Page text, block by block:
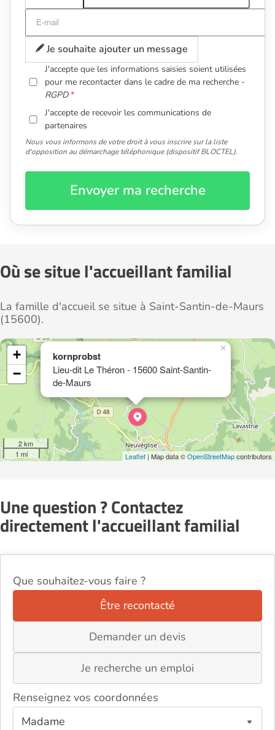
Je souhaite ajouter un message
J'accepte que les informations saisies soient utilisées
pour me recontacter dans le cadre de ma recherche -
RGPD
J'accepte de recevoir les communications de
partenaires
Nous vous informons de votre droit à vous inscrire sur la liste
d'opposition au démarchage téléphonique (dispositif BLOCTEL).
Envoyer ma recherche
Où se situe l'accueillant familial
La famille d'accueil se situe à Saint-Santin-de-Maurs
(15600).
kornprobst
Lieu-dit Le Théron - 15600 Saint-Santin-
de-Maurs
×
+
−
2 km
1 mi
Leaflet | Map data ©OpenStreetMapcontributors
Une question ? Contactez
directement l'accueillant familial
Que souhaitez-vous faire ?
Être recontacté
Demander un devis
Je recherche un emploi
Renseignez vos coordonnées